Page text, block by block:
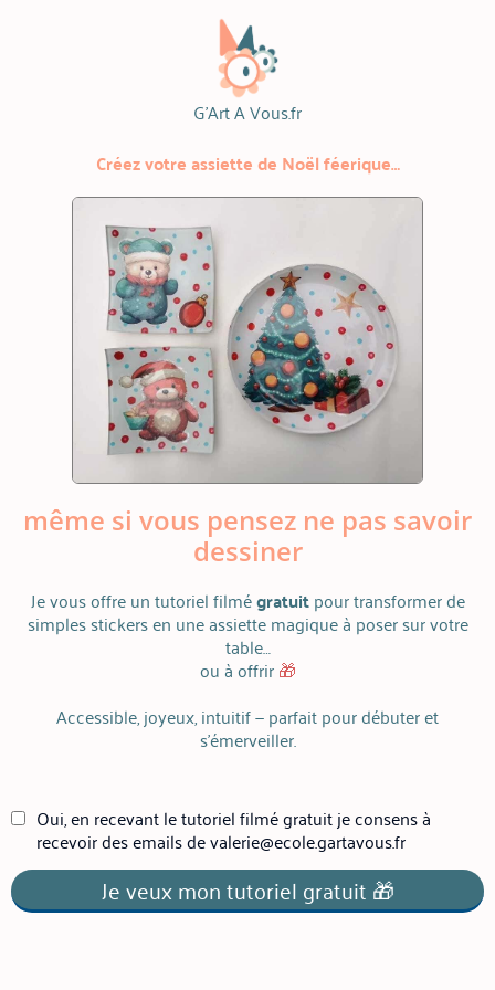
G'Art A Vous.fr
Créez votre assiette de Noël féerique…
même si vous pensez ne pas savoir
dessiner
Je vous offre un tutoriel filmégratuitpour transformer de
simples stickers en une assiette magique à poser sur votre
table…
ou à offrir🎁
Accessible, joyeux, intuitif — parfait pour débuter et
s’émerveiller.
Oui, en recevant le tutoriel filmé gratuit je consens à
recevoir des emails de valerie@ecole.gartavous.fr
Je veux mon tutoriel gratuit 🎁